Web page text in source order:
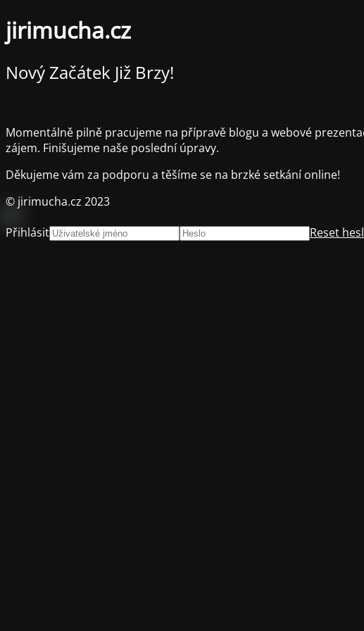
jirimucha.cz
Nový Začátek Již Brzy!
Momentálně pilně pracujeme na přípravě blogu a webové
zájem. Finišujeme naše poslední úpravy.
Děkujeme vám za podporu a těšíme se na brzké setkání online!
© jirimucha.cz 2023
Přihlásit
Reset